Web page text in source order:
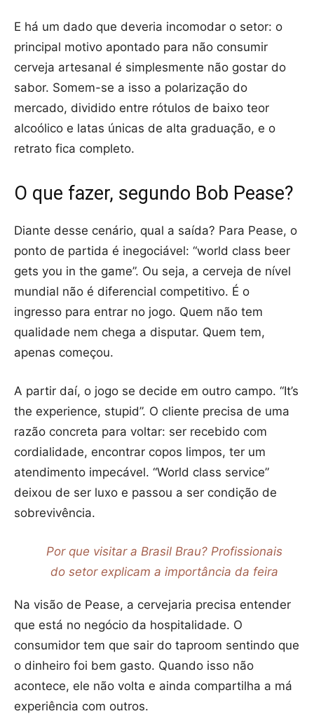
E há um dado que deveria incomodar o setor: o
principal motivo apontado para não consumir
cerveja artesanal é simplesmente não gostar do
sabor. Somem-se a isso a polarização do
mercado, dividido entre rótulos de baixo teor
alcoólico e latas únicas de alta graduação, e o
retrato fica completo.
O que fazer, segundo Bob Pease?
Diante desse cenário, qual a saída? Para Pease, o
ponto de partida é inegociável: “world class beer
gets you in the game”. Ou seja, a cerveja de nível
mundial não é diferencial competitivo. É o
ingresso para entrar no jogo. Quem não tem
qualidade nem chega a disputar. Quem tem,
apenas começou.
A partir daí, o jogo se decide em outro campo. “It’s
the experience, stupid”. O cliente precisa de uma
razão concreta para voltar: ser recebido com
cordialidade, encontrar copos limpos, ter um
atendimento impecável. “World class service”
deixou de ser luxo e passou a ser condição de
sobrevivência.
Por que visitar a Brasil Brau? Profissionais
do setor explicam a importância da feira
Na visão de Pease, a cervejaria precisa entender
que está no negócio da hospitalidade. O
consumidor tem que sair do taproom sentindo que
o dinheiro foi bem gasto. Quando isso não
acontece, ele não volta e ainda compartilha a má
experiência com outros.